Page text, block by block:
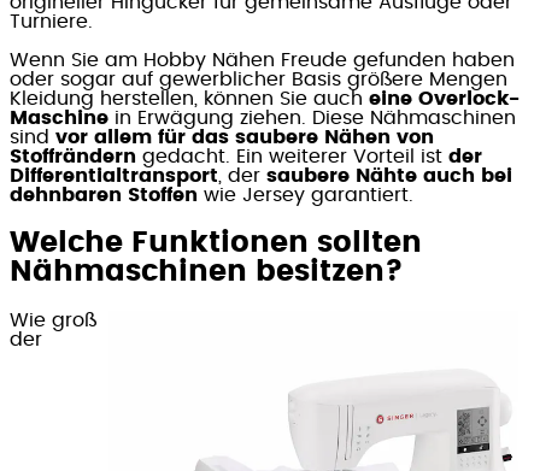
Turniere.
Wenn Sie am Hobby Nähen Freude gefunden haben
oder sogar auf gewerblicher Basis größere Mengen
Kleidung herstellen, können Sie auch eine Overlock-
Maschine in Erwägung ziehen. Diese Nähmaschinen
sind vor allem für das saubere Nähen von
Stoffrändern gedacht. Ein weiterer Vorteil ist der
Differentialtransport, der saubere Nähte auch bei
dehnbaren Stoffen wie Jersey garantiert.
Welche Funktionen sollten
Nähmaschinen besitzen?
Wie groß
der